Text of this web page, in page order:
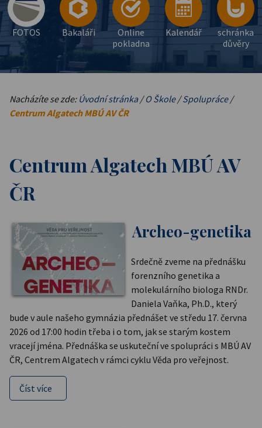
FOTOS Bakaláři
Online
pokladna
Kalendář
schránka
důvěry
Nacházíte se zde: Úvodní stránka/O Škole/Spolupráce/
Centrum Algatech MBÚ AV ČR
Centrum Algatech MBÚ AV
ČR
Archeo-genetika
Srdečně zveme na přednášku
forenzního genetika a
molekulárního biologa RNDr.
Daniela Vaňka, Ph.D., který
bude v aule našeho gymnázia přednášet ve středu 17. června
2026 od 17:00 hodin třeba i o tom, jak se starým kostem
vracejí jména. Přednáška se uskuteční ve spolupráci s MBÚ AV
ČR, Centrem Algatech v rámci cyklu Věda pro veřejnost.
Číst více